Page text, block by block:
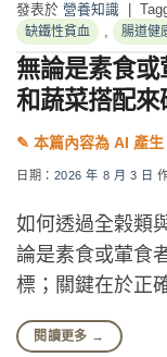
發表於 營養知識
缺鐵性貧血 , 腸道健
無論是素食
和蔬菜搭配來
日期： 2026 年 8 月 3 日
如何透過全榖類
論是素食或葷食
標；關鍵在於正
閱讀更多 →